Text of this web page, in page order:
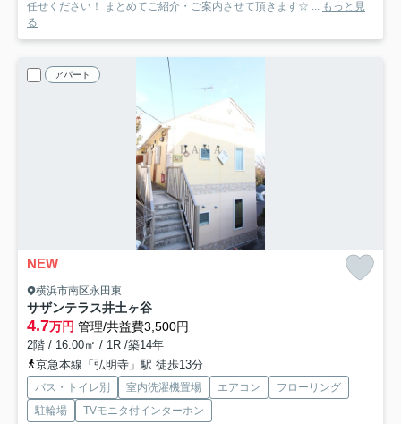
任せください！ まとめてご紹介・ご案内させて頂きます☆ ... もっと見
る
アパート
NEW
横浜市南区永田東
サザンテラス井土ヶ谷
4.7万円 管理/共益費3,500円
2階 / 16.00㎡ / 1R /築14年
京急本線「弘明寺」駅 徒歩13分
バス・トイレ別 室内洗濯機置場 エアコン
フローリング
駐輪場
TVモニタ付インターホン